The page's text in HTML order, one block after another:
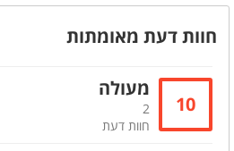
מסיבת רווקות
ניתן להוסיף בתוספת תשלום
חוות דעת מאומתות
10
מעולה
2
חוות דעת